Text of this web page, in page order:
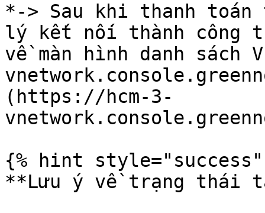
*-> Sau khi thanh toán
lý kết nối thành công
về màn hình danh sách
(https://hcm-3-
{% hint style="success"
**Lưu ý về trạng thái